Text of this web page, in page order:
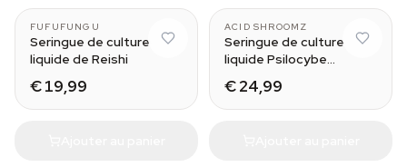
FUFUFUNGU
Seringue de culture
liquide de Reishi
€ 19,99
ACID SHROOMZ
Seringue de culture
liquide Psilocybe
Shroomz)
€ 24,99